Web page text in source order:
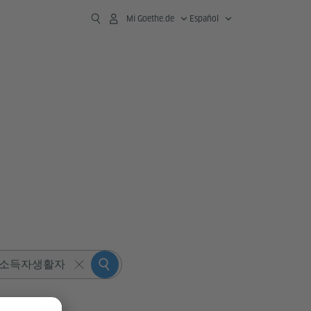
Mi Goethe.de Español